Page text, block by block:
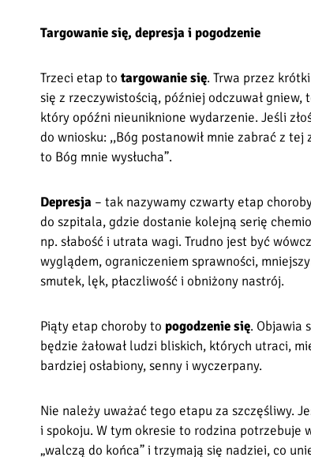
Targowanie się, depresja i pogodzenie
Trzeci etap to targowanie się. Trwa przez
się z rzeczywistością, później odczuwał
który opóźni nieuniknione wydarzenie. Jeśli
do wniosku: ,,Bóg postanowił mnie zabrać z
to Bóg mnie wysłucha”.
Depresja – tak nazywamy czwarty etap
do szpitala, gdzie dostanie kolejną serię
np. słabość i utrata wagi. Trudno jest być
wyglądem, ograniczeniem sprawności,
smutek, lęk, płaczliwość i obniżony nastrój.
Piąty etap choroby to pogodzenie się. Objawia
będzie żałował ludzi bliskich, których utraci,
bardziej osłabiony, senny i wyczerpany.
Nie należy uważać tego etapu za szczęśliwy.
i spokoju. W tym okresie to rodzina potrzebuje
„walczą do końca” i trzymają się nadziei, co